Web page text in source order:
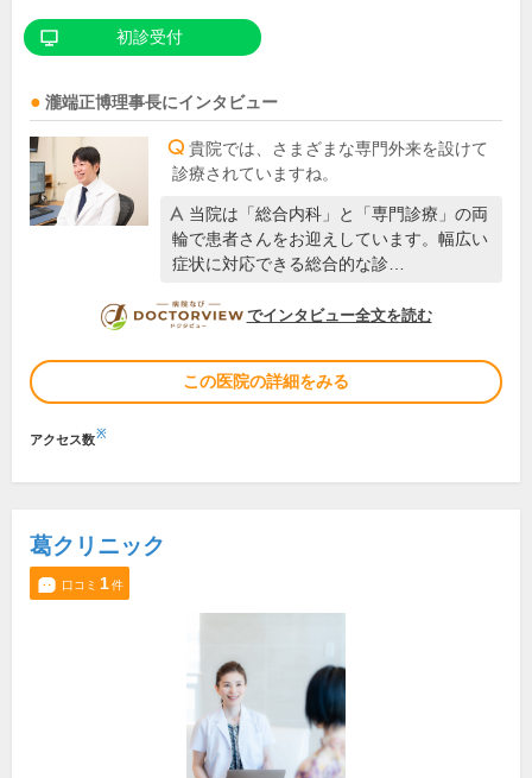
初診受付
瀧端正博理事長にインタビュー
貴院では、さまざまな専門外来を設けて
診療されていますね。
当院は「総合内科」と「専門診療」の両
輪で患者さんをお迎えしています。幅広い
症状に対応できる総合的な診…
DOCTORVIEW
でインタビュー全文を読む
この医院の詳細をみる
アクセス数※
葛クリニック
口コミ 1件